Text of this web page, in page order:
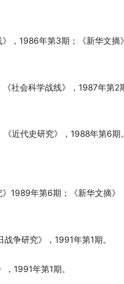
，1986年第3期；《新华文摘
社会科学战线》，1987年第2
近代史研究》，1988年第6期。
1989年第6期；《新华文摘》
争研究》，1991年第1期。
1991年第1期。